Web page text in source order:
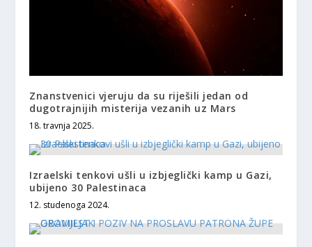
Znanstvenici vjeruju da su riješili jedan od
dugotrajnijih misterija vezanih uz Mars
18. travnja 2025.
Izraelski tenkovi ušli u izbjeglički kamp u Gazi,
ubijeno 30 Palestinaca
12. studenoga 2024.